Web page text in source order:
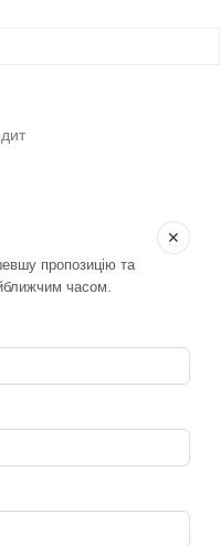
✕
пропозицію та
часом.